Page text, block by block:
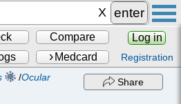
enter
Compare
Log in
Medcard Registration
/Ocular
Share